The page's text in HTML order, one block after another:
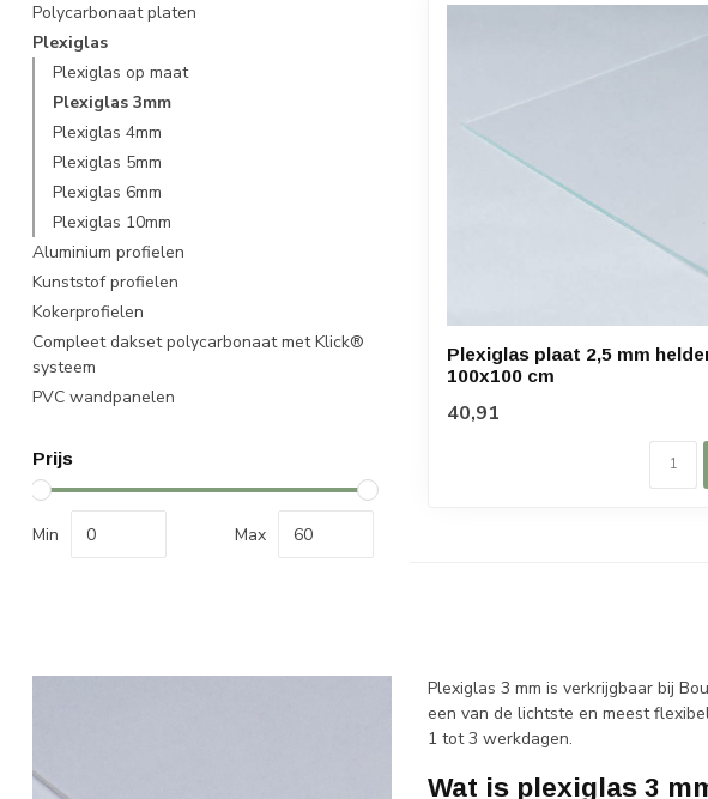
Polycarbonaat platen
Plexiglas
Plexiglas op maat
Plexiglas 3mm
Plexiglas 4mm
Plexiglas 5mm
Plexiglas 6mm
Plexiglas 10mm
Aluminium profielen
Kunststof profielen
Kokerprofielen
Compleet dakset polycarbonaat met Klick®
systeem
PVC wandpanelen
Prijs
Min Max
Plexiglas plaat 2,5 mm
100x100 cm
40,91
Plexiglas 3 mm is verkrijgbaar bij
een van de lichtste en meest
1 tot 3 werkdagen.
Wat is plexiglas 3